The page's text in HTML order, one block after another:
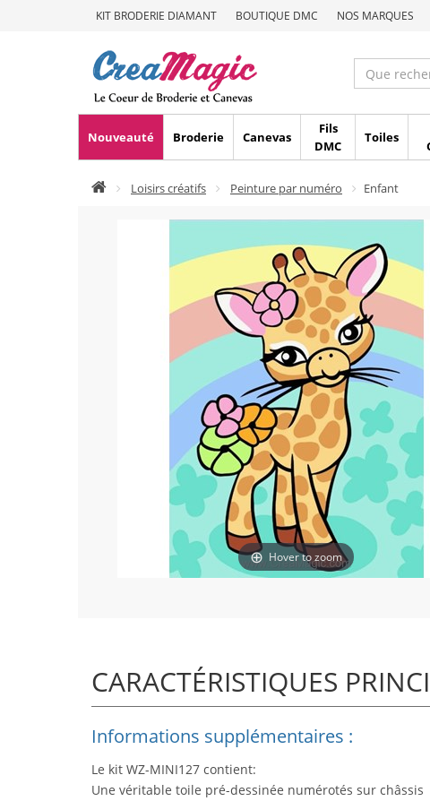
KIT BRODERIE DIAMANT BOUTIQUE DMC NOS MARQUES
Nouveauté Broderie Canevas
Fils
DMC
Toiles
Loisirs créatifs Peinture par numéro Enfant
Hover to zoom
CARACTÉRISTIQUES
Informations supplémentaires :
Le kit WZ-MINI127 contient:
Une véritable toile pré-dessinée numérotés sur châssis